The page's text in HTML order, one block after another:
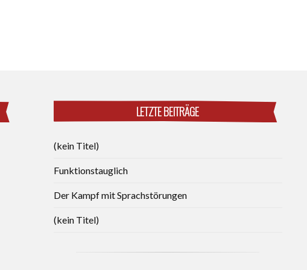
LETZTE BEITRÄGE
(kein Titel)
Funktionstauglich
Der Kampf mit Sprachstörungen
(kein Titel)